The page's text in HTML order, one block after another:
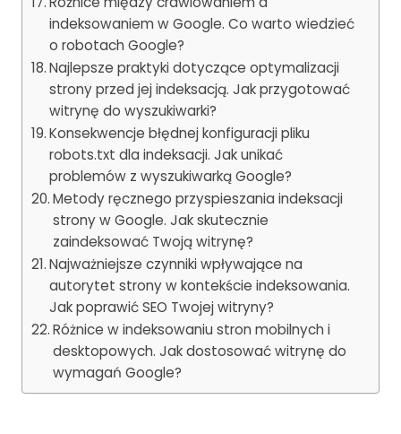
indeksowaniem w Google. Co warto wiedzieć
o robotach Google?
Najlepsze praktyki dotyczące optymalizacji
strony przed jej indeksacją. Jak przygotować
witrynę do wyszukiwarki?
Konsekwencje błędnej konfiguracji pliku
robots.txt dla indeksacji. Jak unikać
problemów z wyszukiwarką Google?
Metody ręcznego przyspieszania indeksacji
strony w Google. Jak skutecznie
zaindeksować Twoją witrynę?
Najważniejsze czynniki wpływające na
autorytet strony w kontekście indeksowania.
Jak poprawić SEO Twojej witryny?
Różnice w indeksowaniu stron mobilnych i
desktopowych. Jak dostosować witrynę do
wymagań Google?